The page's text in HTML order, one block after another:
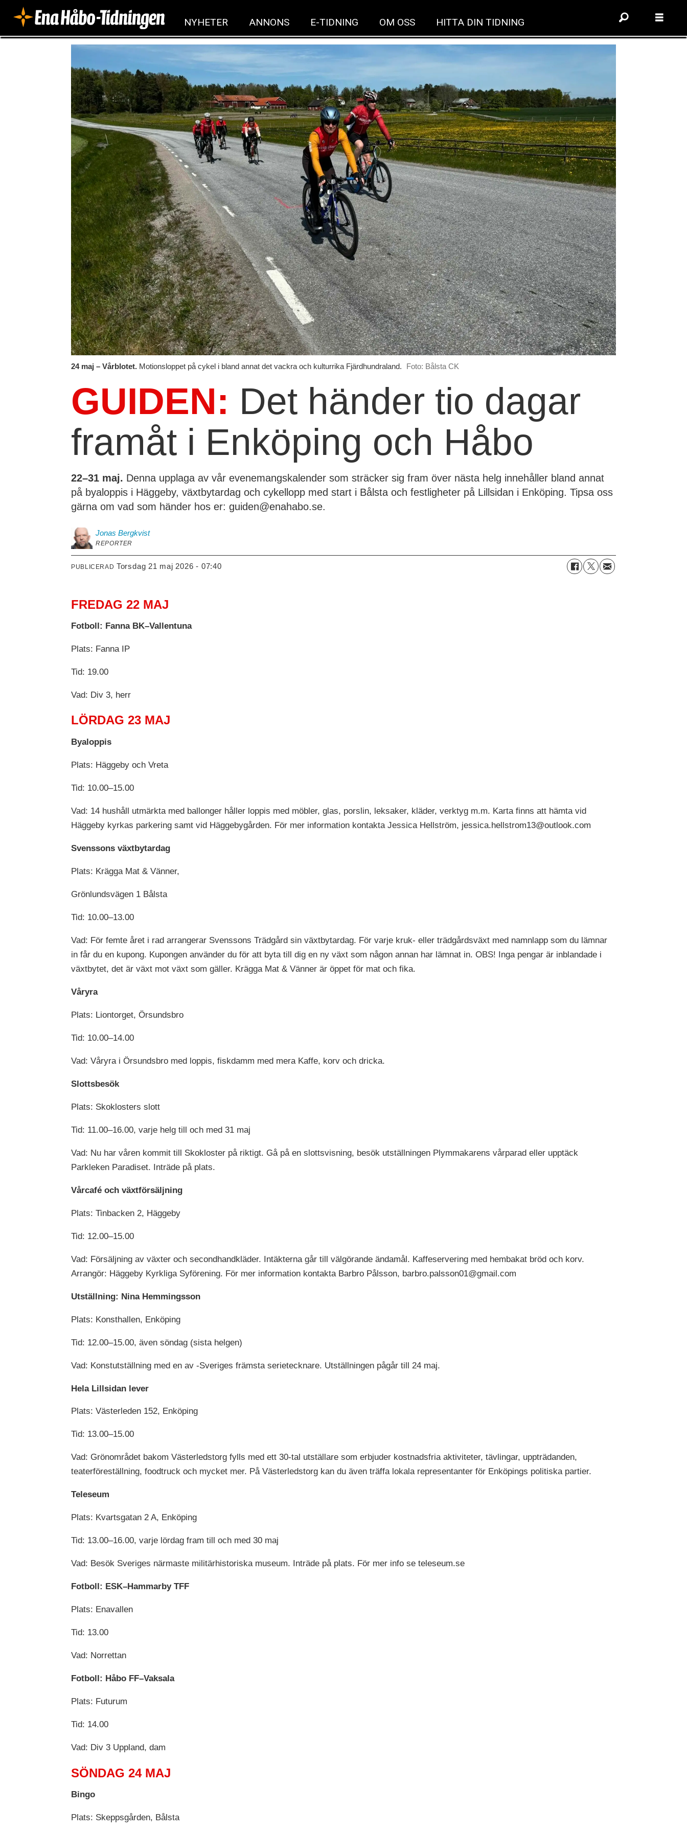
NYHETER ANNONS E-TIDNING OM OSS HITTA DIN TIDNING
24 maj – Vårblotet. Motionsloppet på cykel i bland annat det vackra och kulturrika Fjärdhundraland. Foto: Bålsta CK
GUIDEN: Det händer tio dagar
framåt i Enköping och Håbo
22–31 maj. Denna upplaga av vår evenemangskalender som sträcker sig fram över nästa helg innehåller bland annat
på byaloppis i Häggeby, växtbytardag och cykellopp med start i Bålsta och festligheter på Lillsidan i Enköping. Tipsa oss
gärna om vad som händer hos er: guiden@enahabo.se.
Jonas Bergkvist
REPORTER
PUBLICERAD torsdag 21 maj 2026 - 07:40
FREDAG 22 MAJ
Fotboll: Fanna BK–Vallentuna
Plats: Fanna IP
Tid: 19.00
Vad: Div 3, herr
LÖRDAG 23 MAJ
Byaloppis
Plats: Häggeby och Vreta
Tid: 10.00–15.00
Vad: 14 hushåll utmärkta med ballonger håller loppis med möbler, glas, porslin, leksaker, kläder, verktyg m.m. Karta finns att hämta vid
Häggeby kyrkas parkering samt vid Häggebygården. För mer information kontakta Jessica Hellström, jessica.hellstrom13@outlook.com
Svenssons växtbytardag
Plats: Krägga Mat & Vänner,
Grönlundsvägen 1 Bålsta
Tid: 10.00–13.00
Vad: För femte året i rad arrangerar Svenssons Trädgård sin växtbytardag. För varje kruk- eller trädgårdsväxt med namnlapp som du lämnar
in får du en kupong. Kupongen använder du för att byta till dig en ny växt som någon annan har lämnat in. OBS! Inga pengar är inblandade i
växtbytet, det är växt mot växt som gäller. Krägga Mat & Vänner är öppet för mat och fika.
Våryra
Plats: Liontorget, Örsundsbro
Tid: 10.00–14.00
Vad: Våryra i Örsundsbro med loppis, fiskdamm med mera Kaffe, korv och dricka.
Slottsbesök
Plats: Skoklosters slott
Tid: 11.00–16.00, varje helg till och med 31 maj
Vad: Nu har våren kommit till Skokloster på riktigt. Gå på en slottsvisning, besök utställningen Plymmakarens vårparad eller upptäck
Parkleken Paradiset. Inträde på plats.
Vårcafé och växtförsäljning
Plats: Tinbacken 2, Häggeby
Tid: 12.00–15.00
Vad: Försäljning av växter och secondhandkläder. Intäkterna går till välgörande ändamål. Kaffeservering med hembakat bröd och korv.
Arrangör: Häggeby Kyrkliga Syförening. För mer information kontakta Barbro Pålsson, barbro.palsson01@gmail.com
Utställning: Nina Hemmingsson
Plats: Konsthallen, Enköping
Tid: 12.00–15.00, även söndag (sista helgen)
Vad: Konstutställning med en av -Sveriges främsta serietecknare. Utställningen pågår till 24 maj.
Hela Lillsidan lever
Plats: Västerleden 152, Enköping
Tid: 13.00–15.00
Vad: Grönområdet bakom Västerledstorg fylls med ett 30-tal utställare som erbjuder kostnadsfria aktiviteter, tävlingar, uppträdanden,
teaterföreställning, foodtruck och mycket mer. På Västerledstorg kan du även träffa lokala representanter för Enköpings politiska partier.
Teleseum
Plats: Kvartsgatan 2 A, Enköping
Tid: 13.00–16.00, varje lördag fram till och med 30 maj
Vad: Besök Sveriges närmaste militärhistoriska museum. Inträde på plats. För mer info se teleseum.se
Fotboll: ESK–Hammarby TFF
Plats: Enavallen
Tid: 13.00
Vad: Norrettan
Fotboll: Håbo FF–Vaksala
Plats: Futurum
Tid: 14.00
Vad: Div 3 Uppland, dam
SÖNDAG 24 MAJ
Bingo
Plats: Skeppsgården, Bålsta